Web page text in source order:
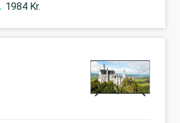
1984 Kr.